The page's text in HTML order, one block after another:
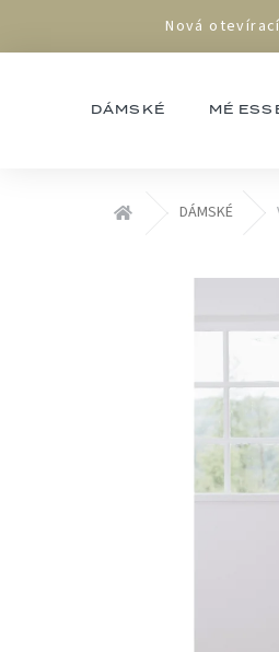
obsah
Nová
DÁMSKÉ MÉ
Domů DÁMSKÉ